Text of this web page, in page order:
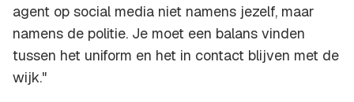
agent op social media niet namens jezelf, maar
namens de politie. Je moet een balans vinden
tussen het uniform en het in contact blijven met de
wijk."